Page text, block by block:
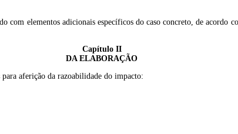
elementos adicionais específicos do caso concreto, de acordo
Capítulo II
DA ELABORAÇÃO
aferição da razoabilidade do impacto: